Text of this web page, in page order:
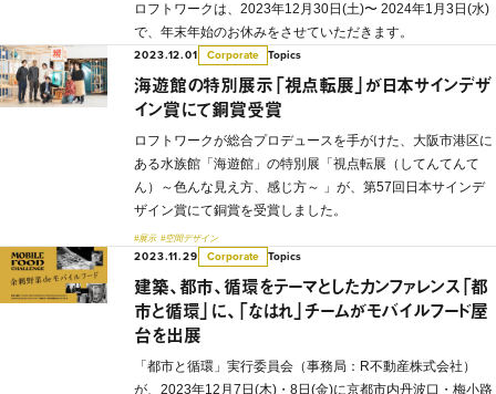
ロフトワークは、2023年12月30日(土)〜 2024年1月3日(水)
で、年末年始のお休みをさせていただきます。
2023.12.01 Corporate Topics
海遊館の特別展示「視点転展」が日本サインデザ
イン賞にて銅賞受賞
ロフトワークが総合プロデュースを手がけた、大阪市港区に
ある水族館「海遊館」の特別展「視点転展（してんてんて
ん）～色んな見え方、感じ方～ 」が、第57回日本サインデ
ザイン賞にて銅賞を受賞しました。
#展示 #空間デザイン
2023.11.29 Corporate Topics
建築、都市、循環をテーマとしたカンファレンス「都
市と循環」に、「なはれ」チームがモバイルフード屋
台を出展
「都市と循環」実行委員会（事務局：R不動産株式会社）
が、2023年12月7日(木)・8日(金)に京都市内丹波口・梅小路